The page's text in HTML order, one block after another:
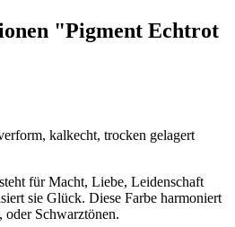
"Pigment Echtrot
kalkecht, trocken gelagert
für Macht, Liebe, Leidenschaft
sie Glück. Diese Farbe harmoniert
Schwarztönen.